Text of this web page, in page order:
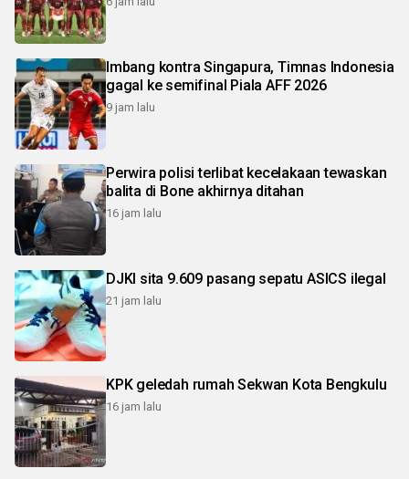
Imbang kontra Singapura, Timnas Indonesia
gagal ke semifinal Piala AFF 2026
9 jam lalu
Perwira polisi terlibat kecelakaan tewaskan
balita di Bone akhirnya ditahan
16 jam lalu
DJKI sita 9.609 pasang sepatu ASICS ilegal
21 jam lalu
KPK geledah rumah Sekwan Kota Bengkulu
16 jam lalu